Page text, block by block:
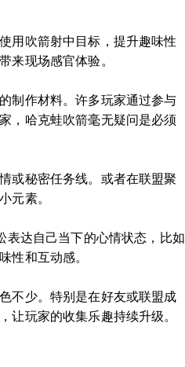
用吹箭射中目标，提升趣味性
来现场感官体验。
制作材料。许多玩家通过参与
，哈克蛙吹箭毫无疑问是必须
或秘密任务线。或者在联盟聚
元素。
表达自己当下的心情状态，比如
性和互动感。
不少。特别是在好友或联盟成
让玩家的收集乐趣持续升级。